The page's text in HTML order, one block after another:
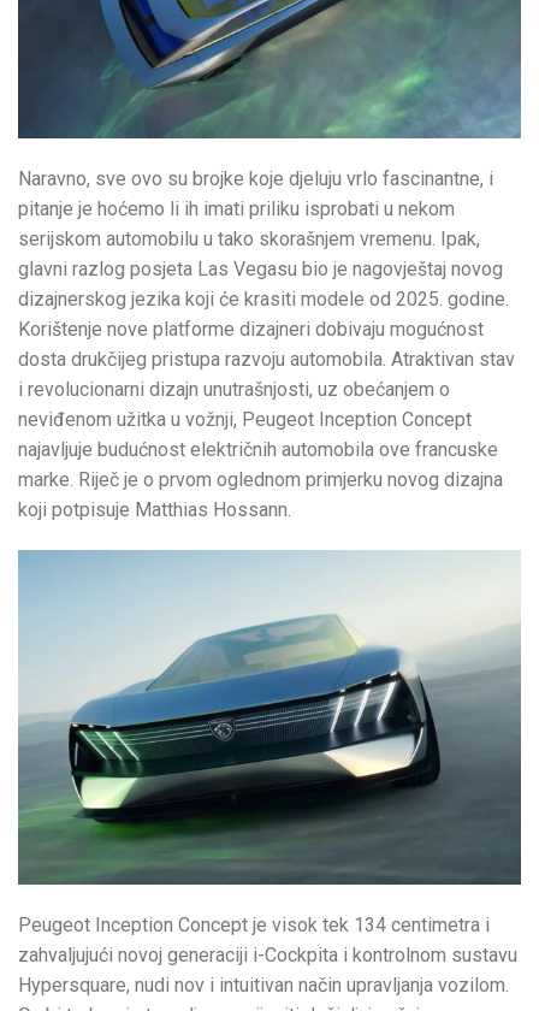
Naravno, sve ovo su brojke koje djeluju vrlo fascinantne, i
pitanje je hoćemo li ih imati priliku isprobati u nekom
serijskom automobilu u tako skorašnjem vremenu. Ipak,
glavni razlog posjeta Las Vegasu bio je nagovještaj novog
dizajnerskog jezika koji će krasiti modele od 2025. godine.
Korištenje nove platforme dizajneri dobivaju mogućnost
dosta drukčijeg pristupa razvoju automobila. Atraktivan stav
i revolucionarni dizajn unutrašnjosti, uz obećanjem o
neviđenom užitka u vožnji, Peugeot Inception Concept
najavljuje budućnost električnih automobila ove francuske
marke. Riječ je o prvom oglednom primjerku novog dizajna
koji potpisuje Matthias Hossann.
Peugeot Inception Concept je visok tek 134 centimetra i
zahvaljujući novoj generaciji i-Cockpita i kontrolnom sustavu
Hypersquare, nudi nov i intuitivan način upravljanja vozilom.